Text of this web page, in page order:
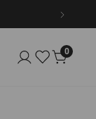
0